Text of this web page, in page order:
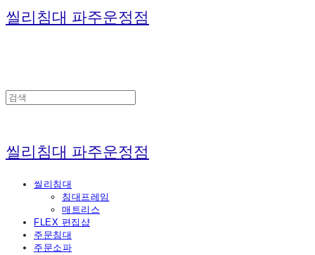
씰리침대 파주운정점
씰리침대 파주운정점
씰리침대
침대프레임
매트리스
FLEX 편집샵
주문침대
주문소파